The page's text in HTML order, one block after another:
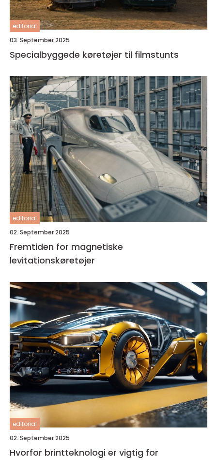
editorial
03. September 2025
Specialbyggede køretøjer til filmstunts
editorial
02. September 2025
Fremtiden for magnetiske
levitationskøretøjer
editorial
02. September 2025
Hvorfor brintteknologi er vigtig for